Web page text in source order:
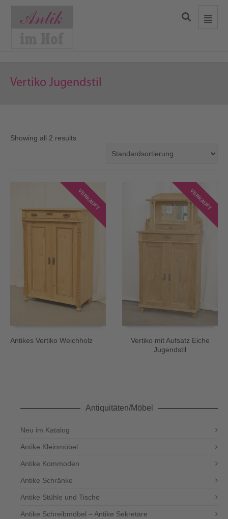
Vertiko Jugendstil
Showing all 2 results
VERKAUFT
Antikes Vertiko Weichholz
VERKAUFT
Vertiko mit Aufsatz Eiche
Jugendstil
Antiquitäten/Möbel
Neu im Katalog
Antike Kleinmöbel
Antike Kommoden
Antike Schränke
Antike Stühle und Tische
Antike Schreibmöbel – Antike Sekretäre